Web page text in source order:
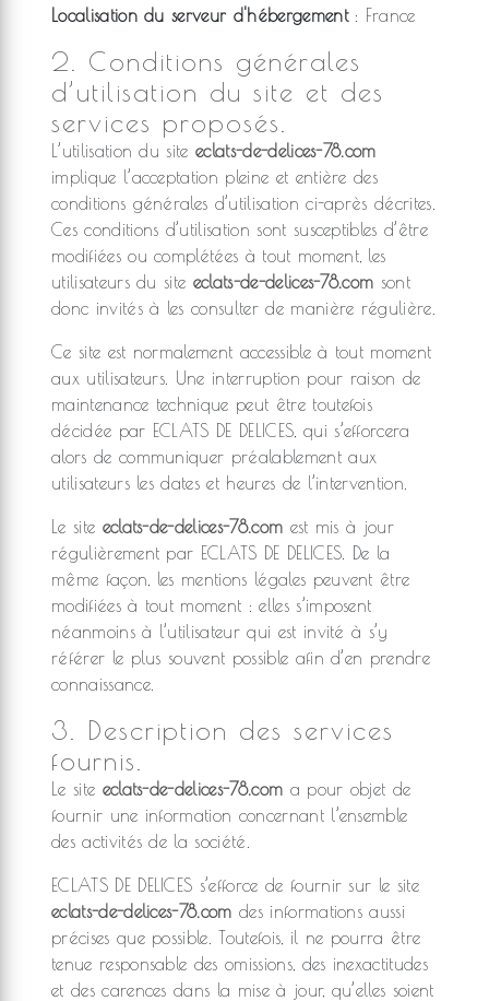
Localisation du serveur d'hébergement: France
2. Conditions générales
d’utilisation du site et des
services proposés.
L’utilisation du siteeclats-de-delices-78.com
implique l’acceptation pleine et entière des
conditions générales d’utilisation ci-après décrites.
Ces conditions d’utilisation sont susceptibles d’être
modifiées ou complétées à tout moment, les
utilisateurs du site eclats-de-delices-78.com sont
donc invités à les consulter de manière régulière.
Ce site est normalement accessible à tout moment
aux utilisateurs. Une interruption pour raison de
maintenance technique peut être toutefois
décidée par ECLATS DE DELICES, qui s’efforcera
alors de communiquer préalablement aux
utilisateurs les dates et heures de l’intervention.
Le site eclats-de-delices-78.com est mis à jour
régulièrement par ECLATS DE DELICES. De la
même façon, les mentions légales peuvent être
modifiées à tout moment : elles s’imposent
néanmoins à l’utilisateur qui est invité à s’y
référer le plus souvent possible afin d’en prendre
connaissance.
3. Description des services
fournis.
Le site eclats-de-delices-78.com a pour objet de
fournir une information concernant l’ensemble
des activités de la société.
ECLATS DE DELICES s’efforce de fournir sur le site
eclats-de-delices-78.com des informations aussi
précises que possible. Toutefois, il ne pourra être
tenue responsable des omissions, des inexactitudes
et des carences dans la mise à jour, qu’elles soient